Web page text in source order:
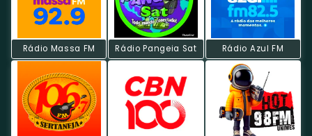
Rádio Massa FM Rádio Pangeia Sat Rádio Azul FM